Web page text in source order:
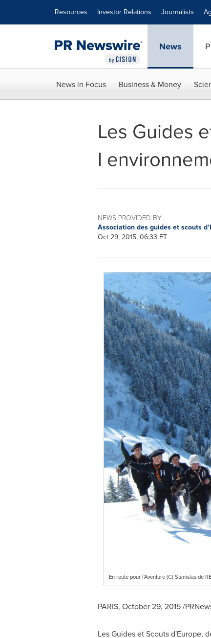
Resources Investor Relations Journalists
News
News in Focus Business & Money
Les Guides
l
NEWS PROVIDED BY
Association des guides et scouts
Oct 29, 2015, 06:33 ET
En route pour l'Aventure (C) Stanislas de
PARIS, October 29, 2015/
Les Guides et Scouts d'Europe,